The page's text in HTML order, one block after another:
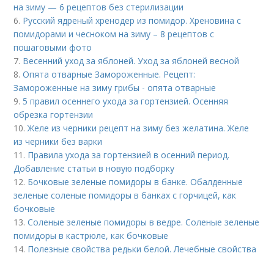
на зиму — 6 рецептов без стерилизации
6. Русский ядреный хренодер из помидор. Хреновина с
помидорами и чесноком на зиму – 8 рецептов с
пошаговыми фото
7. Весенний уход за яблоней. Уход за яблоней весной
8.Опята отварные Замороженные. Рецепт:
Замороженные на зиму грибы - опята отварные
9. 5 правил осеннего ухода за гортензией. Осенняя
обрезка гортензии
10.Желе из черники рецепт на зиму без желатина. Желе
из черники без варки
11. Правила ухода за гортензией в осенний период.
Добавление статьи в новую подборку
12. Бочковые зеленые помидоры в банке. Обалденные
зеленые соленые помидоры в банках с горчицей, как
бочковые
13.Соленые зеленые помидоры в ведре. Соленые зеленые
помидоры в кастрюле, как бочковые
14. Полезные свойства редьки белой. Лечебные свойства